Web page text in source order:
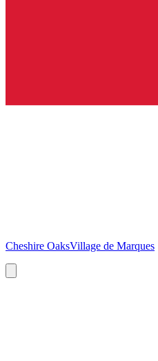
Cheshire OaksVillage de Marques